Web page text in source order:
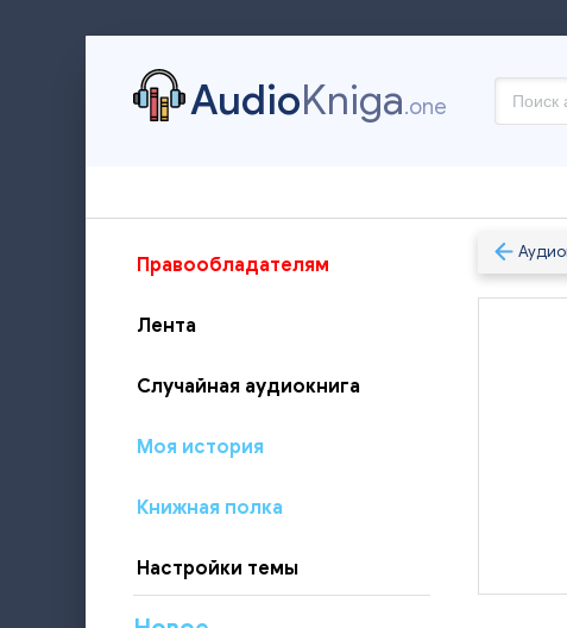
AudioKniga.one
Правообладателям
Лента
Случайная аудиокнига
Моя история
Книжная полка
Настройки темы